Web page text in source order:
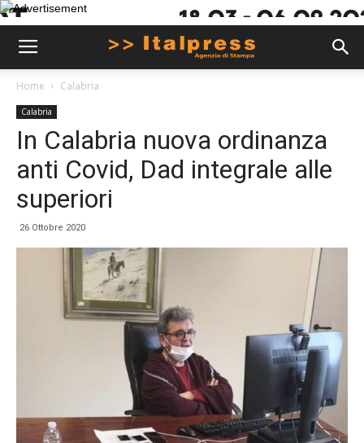
Home Calabria
Calabria
In Calabria nuova ordinanza
anti Covid, Dad integrale alle
superiori
26 Ottobre 2020